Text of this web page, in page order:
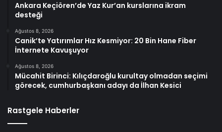
Ankara Keçiören’de Yaz Kur’an kurslarına ikram
desteği
Ağustos 8, 2026
Canik’te Yatırımlar Hız Kesmiyor: 20 Bin Hane Fiber
İnternete Kavuşuyor
Ağustos 8, 2026
Mücahit Birinci: Kılıçdaroğlu kurultay olmadan seçimi
görecek, cumhurbaşkanı adayı da İlhan Kesici
Rastgele Haberler